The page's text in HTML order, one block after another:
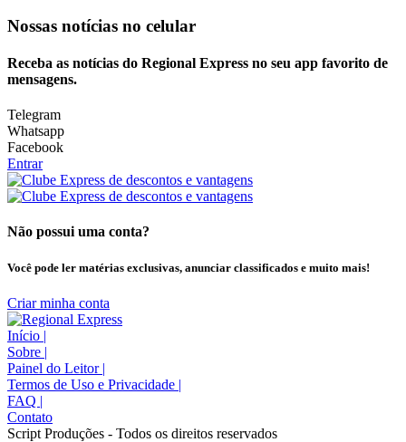
Nossas notícias no celular
Receba as notícias do Regional Express no seu app favorito de
mensagens.
Telegram
Whatsapp
Facebook
Entrar
Não possui uma conta?
Você pode ler matérias exclusivas, anunciar classificados e muito mais!
Criar minha conta
Início |
Sobre |
Painel do Leitor |
Termos de Uso e Privacidade |
FAQ |
Contato
Script Produções - Todos os direitos reservados